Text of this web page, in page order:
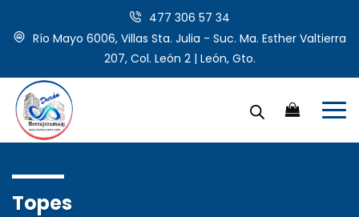
477 306 57 34
Río Mayo 6006, Villas Sta. Julia - Suc. Ma. Esther Valtierra
207, Col. León 2 | León, Gto.
Topes